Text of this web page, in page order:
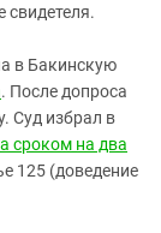
свидетеля.
в Бакинскую
. После допроса
Суд избрал в
сроком на два
125 (доведение